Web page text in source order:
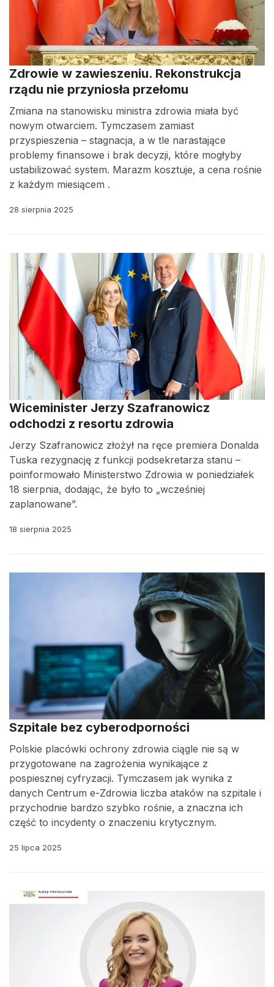
Zdrowie w zawieszeniu. Rekonstrukcja
rządu nie przyniosła przełomu
Zmiana na stanowisku ministra zdrowia miała być
nowym otwarciem. Tymczasem zamiast
przyspieszenia – stagnacja, a w tle narastające
problemy finansowe i brak decyzji, które mogłyby
ustabilizować system. Marazm kosztuje, a cena rośnie
z każdym miesiącem .
28 sierpnia 2025
Wiceminister Jerzy Szafranowicz
odchodzi z resortu zdrowia
Jerzy Szafranowicz złożył na ręce premiera Donalda
Tuska rezygnację z funkcji podsekretarza stanu –
poinformowało Ministerstwo Zdrowia w poniedziałek
18 sierpnia, dodając, że było to „wcześniej
zaplanowane”.
18 sierpnia 2025
Szpitale bez cyberodporności
Polskie placówki ochrony zdrowia ciągle nie są w
przygotowane na zagrożenia wynikające z
pospiesznej cyfryzacji. Tymczasem jak wynika z
danych Centrum e-Zdrowia liczba ataków na szpitale i
przychodnie bardzo szybko rośnie, a znaczna ich
część to incydenty o znaczeniu krytycznym.
25 lipca 2025